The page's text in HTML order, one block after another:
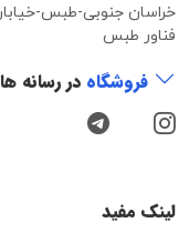
خراسان جنوبی-طبس-
فناور طبس
فروشگاه در رسانه ها
لینک مفید